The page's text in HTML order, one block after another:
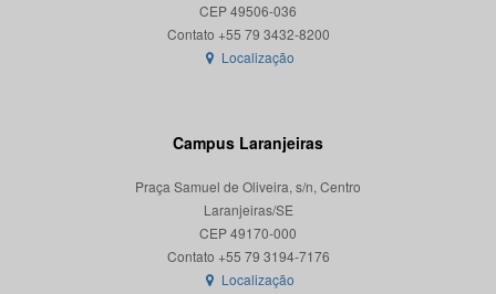
CEP 49506-036
Localização
Campus Laranjeiras
Praça Samuel de Oliveira, s/n, Centro
Laranjeiras/SE
CEP 49170-000
Localização